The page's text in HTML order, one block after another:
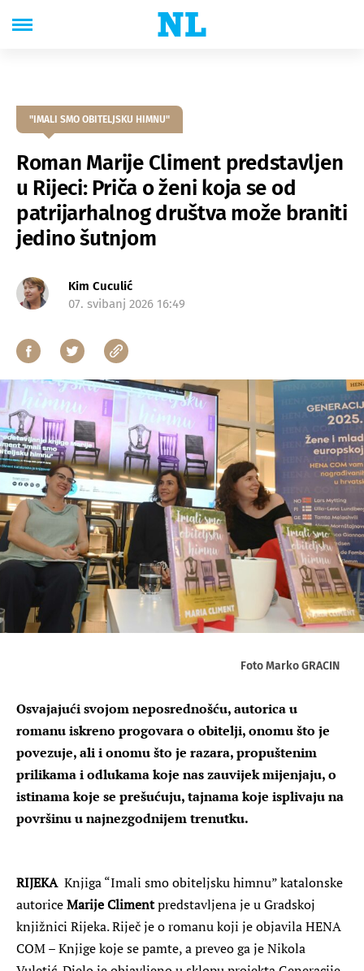
"IMALI SMO OBITELJSKU HIMNU"
Roman Marije Climent predstavljen
u Rijeci: Priča o ženi koja se od
patrijarhalnog društva može braniti
jedino šutnjom
Kim Cuculić
07. svibanj 2026 16:49
Foto Marko GRACIN
Osvajajući svojom neposrednošću, autorica u
romanu iskreno progovara o obitelji, onomu što je
povezuje, ali i onomu što je razara, propuštenim
prilikama i odlukama koje nas zauvijek mijenjaju, o
istinama koje se prešućuju, tajnama koje isplivaju na
površinu u najnezgodnijem trenutku.
RIJEKAKnjiga “Imali smo obiteljsku himnu” katalonske
autoriceMarije Climentpredstavljena je u Gradskoj
knjižnici Rijeka. Riječ je o romanu koji je objavila HENA
COM – Knjige koje se pamte, a preveo ga je Nikola